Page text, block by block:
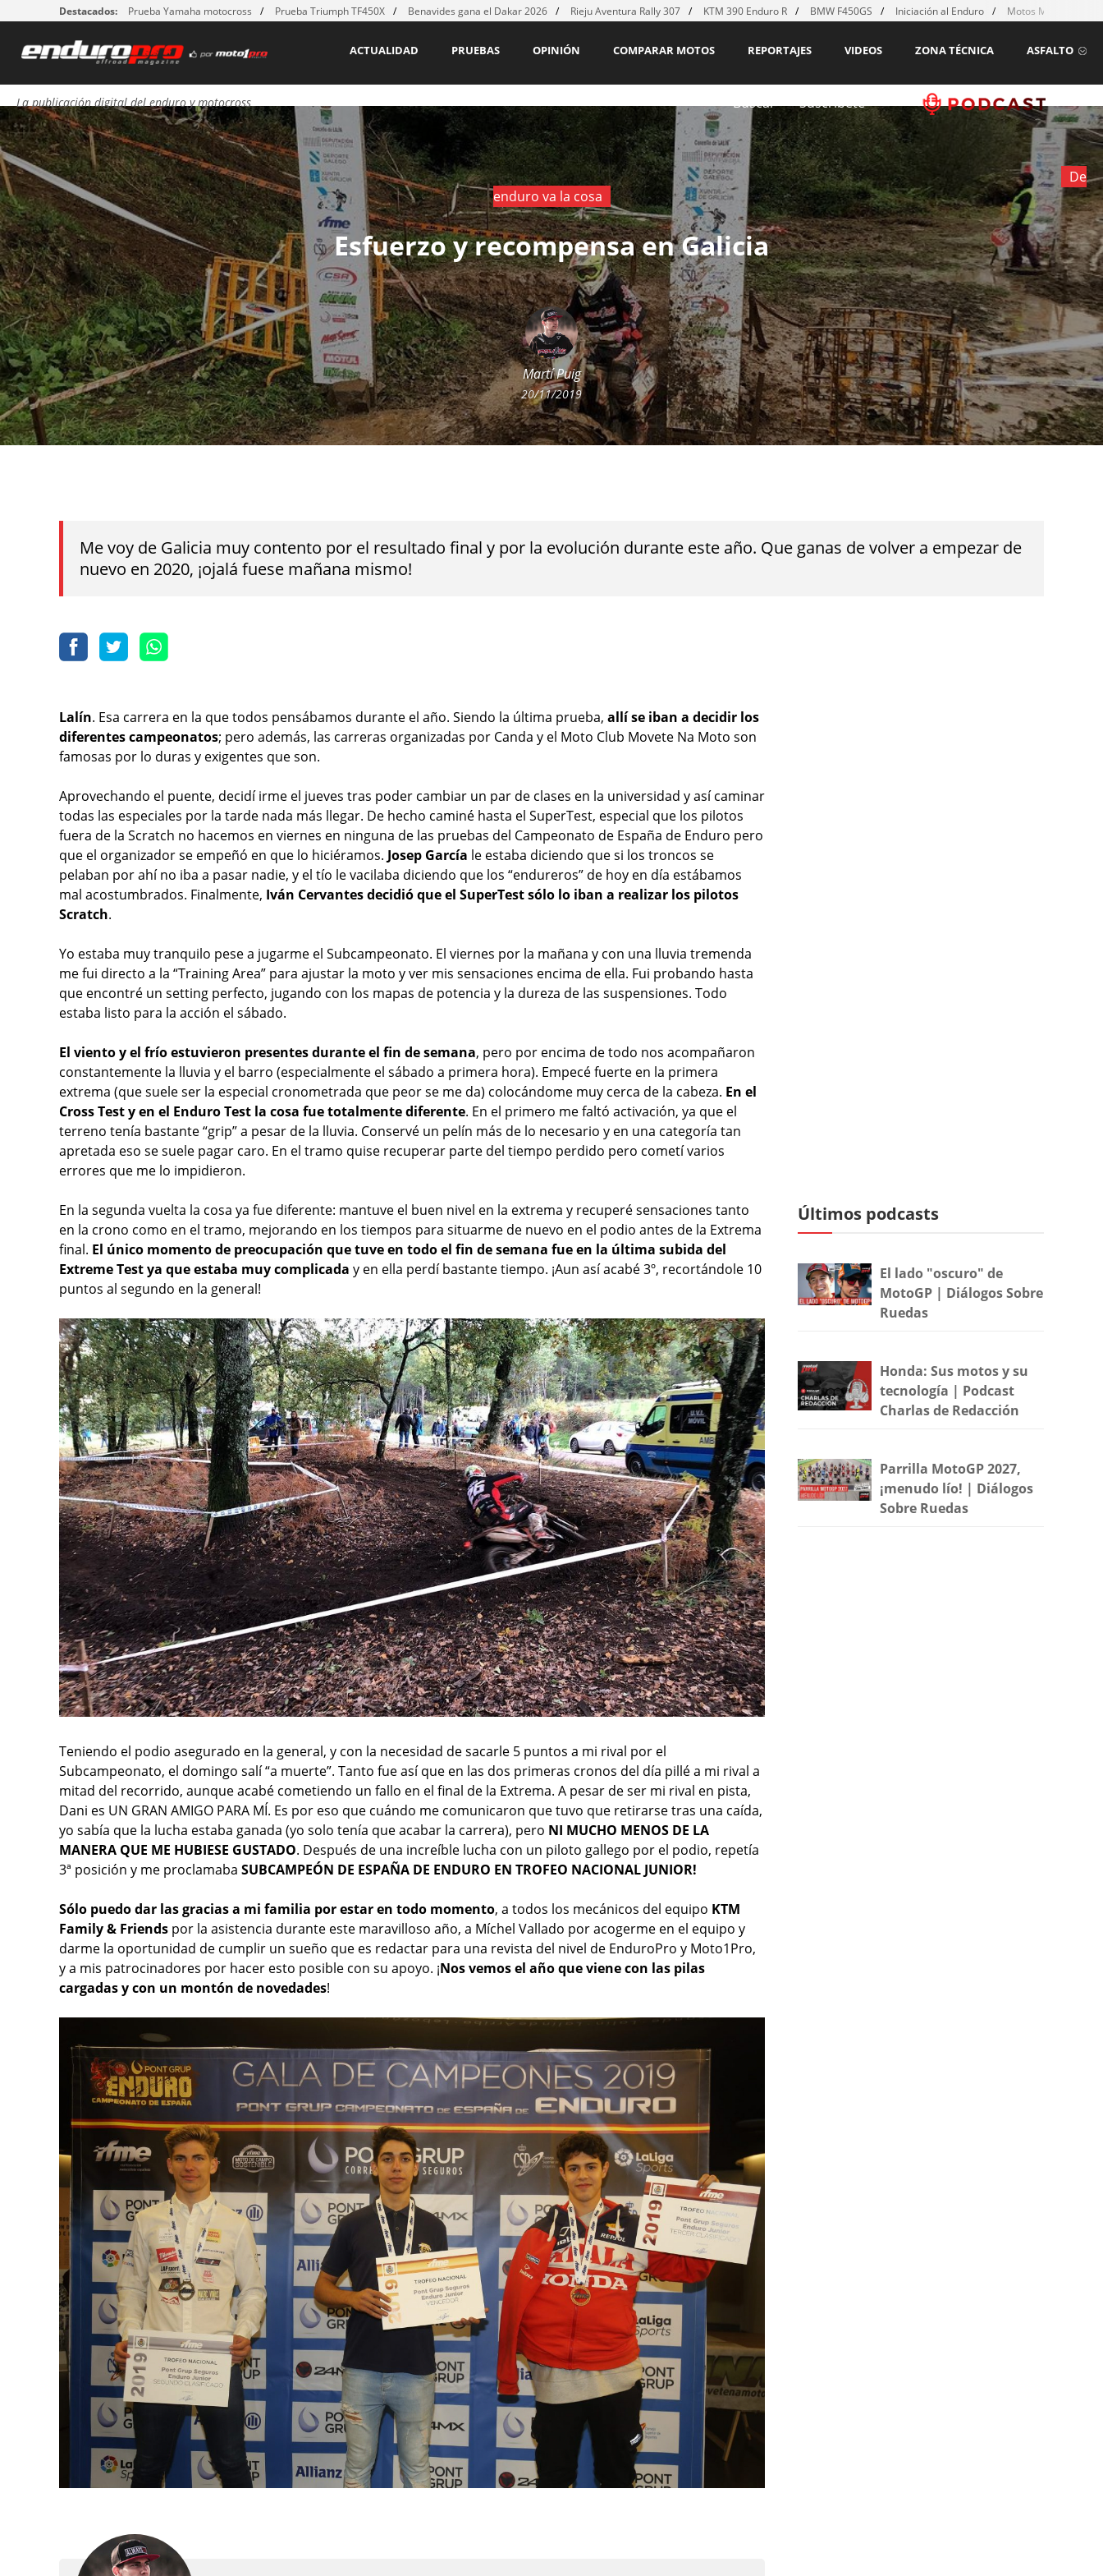
Destacados: Prueba Yamaha motocross Prueba Triumph TF450X Benavides gana el Dakar 2026 Rieju Aventura Rally 307 KTM 390 Enduro R BMW F450GS Iniciación al Enduro Motos MX para
ASFALTO
ZONA TÉCNICA
VIDEOS
REPORTAJES
COMPARAR MOTOS
OPINIÓN
PRUEBAS
ACTUALIDAD
La publicación digital del enduro y motocross Buscar Suscríbete
ma
De
enduro va la cosa
Esfuerzo y recompensa en Galicia
Martí Puig
20/11/2019
Me voy de Galicia muy contento por el resultado final y por la evolución durante este año. Que ganas de volver a empezar de
nuevo en 2020, ¡ojalá fuese mañana mismo!
Lalín. Esa carrera en la que todos pensábamos durante el año. Siendo la última prueba, allí se iban a decidir los
diferentes campeonatos; pero además, las carreras organizadas por Canda y el Moto Club Movete Na Moto son
famosas por lo duras y exigentes que son.
Aprovechando el puente, decidí irme el jueves tras poder cambiar un par de clases en la universidad y así caminar
todas las especiales por la tarde nada más llegar. De hecho caminé hasta el SuperTest, especial que los pilotos
fuera de la Scratch no hacemos en viernes en ninguna de las pruebas del Campeonato de España de Enduro pero
que el organizador se empeñó en que lo hiciéramos. Josep García le estaba diciendo que si los troncos se
pelaban por ahí no iba a pasar nadie, y el tío le vacilaba diciendo que los “endureros” de hoy en día estábamos
mal acostumbrados. Finalmente, Iván Cervantes decidió que el SuperTest sólo lo iban a realizar los pilotos
Scratch.
Yo estaba muy tranquilo pese a jugarme el Subcampeonato. El viernes por la mañana y con una lluvia tremenda
me fui directo a la “Training Area” para ajustar la moto y ver mis sensaciones encima de ella. Fui probando hasta
que encontré un setting perfecto, jugando con los mapas de potencia y la dureza de las suspensiones. Todo
estaba listo para la acción el sábado.
El viento y el frío estuvieron presentes durante el fin de semana, pero por encima de todo nos acompañaron
constantemente la lluvia y el barro (especialmente el sábado a primera hora). Empecé fuerte en la primera
extrema (que suele ser la especial cronometrada que peor se me da) colocándome muy cerca de la cabeza. En el
Cross Test y en el Enduro Test la cosa fue totalmente diferente. En el primero me faltó activación, ya que el
terreno tenía bastante “grip” a pesar de la lluvia. Conservé un pelín más de lo necesario y en una categoría tan
apretada eso se suele pagar caro. En el tramo quise recuperar parte del tiempo perdido pero cometí varios
errores que me lo impidieron.
En la segunda vuelta la cosa ya fue diferente: mantuve el buen nivel en la extrema y recuperé sensaciones tanto
en la crono como en el tramo, mejorando en los tiempos para situarme de nuevo en el podio antes de la Extrema
final. El único momento de preocupación que tuve en todo el fin de semana fue en la última subida del
Extreme Test ya que estaba muy complicada y en ella perdí bastante tiempo. ¡Aun así acabé 3º, recortándole 10
puntos al segundo en la general!
Teniendo el podio asegurado en la general, y con la necesidad de sacarle 5 puntos a mi rival por el
Subcampeonato, el domingo salí “a muerte”. Tanto fue así que en las dos primeras cronos del día pillé a mi rival a
mitad del recorrido, aunque acabé cometiendo un fallo en el final de la Extrema. A pesar de ser mi rival en pista,
Dani es UN GRAN AMIGO PARA MÍ. Es por eso que cuándo me comunicaron que tuvo que retirarse tras una caída,
yo sabía que la lucha estaba ganada (yo solo tenía que acabar la carrera), pero NI MUCHO MENOS DE LA
MANERA QUE ME HUBIESE GUSTADO. Después de una increíble lucha con un piloto gallego por el podio, repetía
3ª posición y me proclamaba SUBCAMPEÓN DE ESPAÑA DE ENDURO EN TROFEO NACIONAL JUNIOR!
Sólo puedo dar las gracias a mi familia por estar en todo momento, a todos los mecánicos del equipo KTM
Family & Friends por la asistencia durante este maravilloso año, a Míchel Vallado por acogerme en el equipo y
darme la oportunidad de cumplir un sueño que es redactar para una revista del nivel de EnduroPro y Moto1Pro,
y a mis patrocinadores por hacer esto posible con su apoyo. ¡Nos vemos el año que viene con las pilas
cargadas y con un montón de novedades!
Últimos podcasts
El lado "oscuro" de
MotoGP | Diálogos Sobre
Ruedas
Honda: Sus motos y su
tecnología | Podcast
Charlas de Redacción
Parrilla MotoGP 2027,
¡menudo lío! | Diálogos
Sobre Ruedas